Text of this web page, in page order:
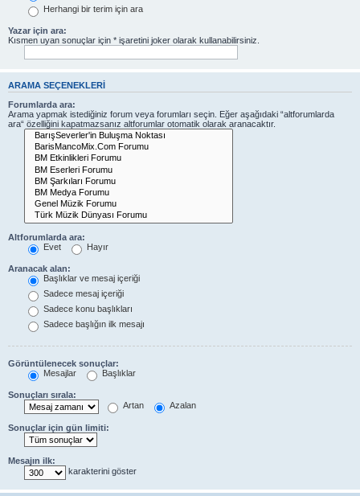
Herhangi bir terim için ara
Yazar için ara:
Kısmen uyan sonuçlar için * işaretini joker olarak kullanabilirsiniz.
ARAMA SEÇENEKLERI
Forumlarda ara:
Arama yapmak istediğiniz forum veya forumları seçin. Eğer aşağıdaki “altforumlarda
ara“ özelliğini kapatmazsanız altforumlar otomatik olarak aranacaktır.
Altforumlarda ara:
Evet
Hayır
Aranacak alan:
Başlıklar ve mesaj içeriği
Sadece mesaj içeriği
Sadece konu başlıkları
Sadece başlığın ilk mesajı
Görüntülenecek sonuçlar:
Mesajlar
Başlıklar
Sonuçları sırala:
Artan
Azalan
Sonuçlar için gün limiti:
Mesajın ilk:
karakterini göster